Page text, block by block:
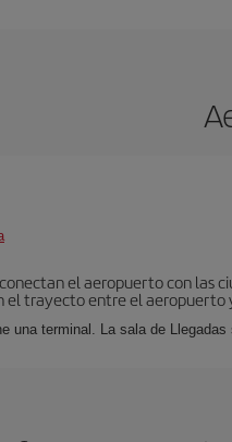
el aeropuerto con las
el trayecto entre el aeropuerto
una terminal. La sala de